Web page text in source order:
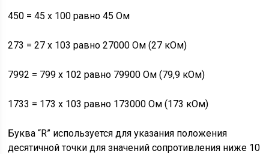
450 = 45 х 100 равно 45 Ом
273 = 27 х 103 равно 27000 Ом (27 кОм)
7992 = 799 х 102 равно 79900 Ом (79,9 кОм)
1733 = 173 х 103 равно 173000 Ом (173 кОм)
Буква “R” используется для указания положения
десятичной точки для значений сопротивления ниже 10